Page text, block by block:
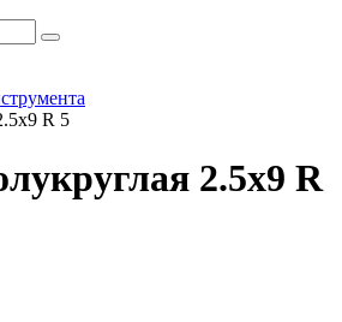
R 5
2.5x9 R